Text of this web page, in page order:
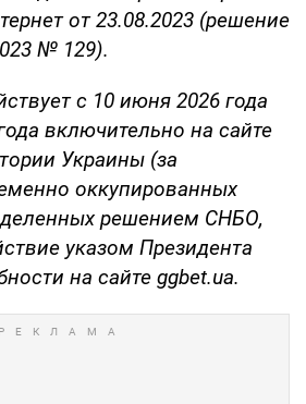
от 23.08.2023 (решение
№ 129).
с 10 июня 2026 года
включительно на сайте
Украины (за
оккупированных
решением СНБО,
указом Президента
на сайте ggbet.ua.